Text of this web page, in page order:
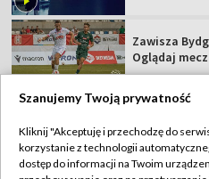
Zawisza
Oglądaj
Szanujemy Twoją prywatność
Kliknij "Akceptuję i przechodzę do
korzystanie z technologii
dostęp do informacji na Twoim